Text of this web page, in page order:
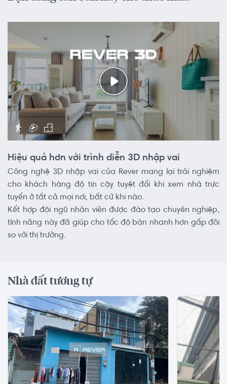
Hiệu quả hơn với trình diễn 3D nhập vai
Công nghệ 3D nhập vai của Rever mang lại trải nghiệm
cho khách hàng độ tin cậy tuyệt đối khi xem nhà trực
tuyến ở tất cả mọi nơi, bất cứ khi nào.
Kết hợp đội ngũ nhân viên được đào tạo chuyên nghiệp,
tính năng này đã giúp cho tốc độ bán nhanh hơn gấp đôi
so với thị trường.
Nhà đất tương tự